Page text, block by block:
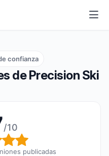
de Precision Ski
confianza
/10
global: 9,7
publicadas